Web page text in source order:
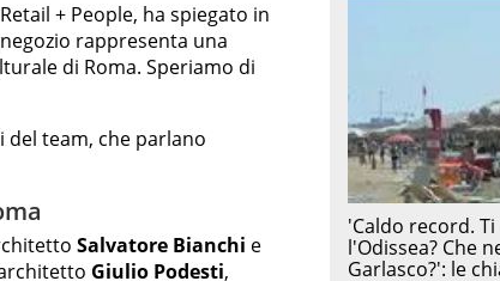
+ People, ha spiegato in
rappresenta una
di Roma. Speriamo di
del team, che parlano
Salvatore Bianchi e
Giulio Podesti,